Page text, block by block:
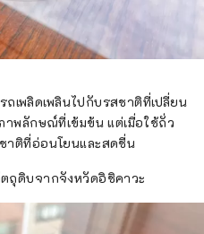
เพลิดเพลินไปกับรสชาติที่เปลี่ยน
าพลักษณ์ที่เข้มข้น แต่เมื่อใช้ถั่ว
าติที่อ่อนโยนและสดชื่น
ถุดิบจากจังหวัดอิชิคาวะ